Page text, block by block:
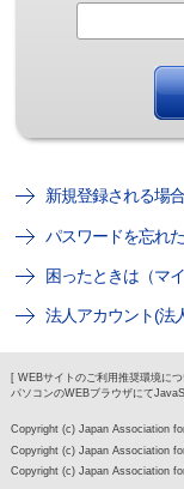
新規登録される場
パスワードを忘れ
困ったときは（マ
法人アカウント(法
[ WEBサイトのご利用推奨環境につ
パソコンのWEBブラウザにて
Copyright (c) Japan Association
Copyright (c) Japan Association
Copyright (c) Japan Association